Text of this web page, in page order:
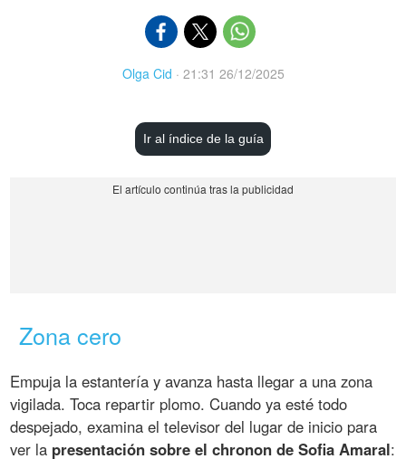
Olga Cid · 21:31 26/12/2025
Ir al índice de la guía
Zona cero
Empuja la estantería y avanza hasta llegar a una zona
vigilada. Toca repartir plomo. Cuando ya esté todo
despejado, examina el televisor del lugar de inicio para
ver la presentación sobre el chronon de Sofia Amaral: